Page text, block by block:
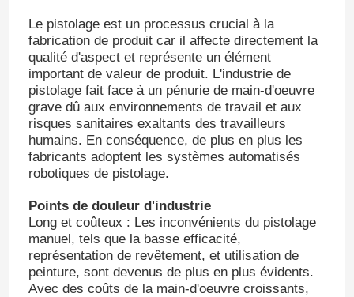
Le pistolage est un processus crucial à la
fabrication de produit car il affecte directement la
qualité d'aspect et représente un élément
important de valeur de produit. L'industrie de
pistolage fait face à un pénurie de main-d'oeuvre
grave dû aux environnements de travail et aux
risques sanitaires exaltants des travailleurs
humains. En conséquence, de plus en plus les
fabricants adoptent les systèmes automatisés
robotiques de pistolage.
Points de douleur d'industrie
Long et coûteux : Les inconvénients du pistolage
manuel, tels que la basse efficacité,
représentation de revêtement, et utilisation de
peinture, sont devenus de plus en plus évidents.
Avec des coûts de la main-d'oeuvre croissants,